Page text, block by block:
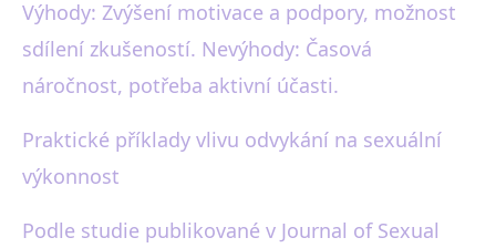
Výhody: Zvýšení motivace a podpory, možnost
sdílení zkušeností. Nevýhody: Časová
náročnost, potřeba aktivní účasti.
Praktické příklady vlivu odvykání na sexuální
výkonnost
Podle studie publikované v Journal of Sexual